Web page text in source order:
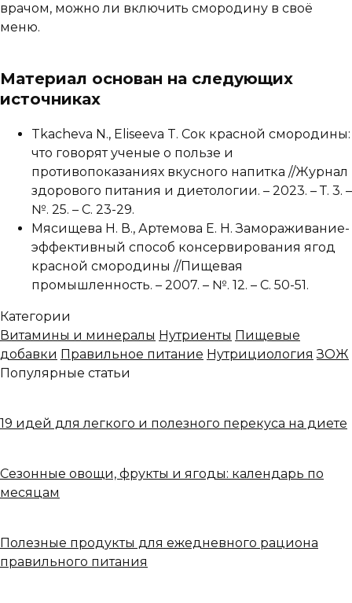
врачом, можно ли включить смородину в своё
меню.
Материал основан на следующих
источниках
Tkacheva N., Eliseeva T. Сок красной смородины:
что говорят ученые о пользе и
противопоказаниях вкусного напитка //Журнал
здорового питания и диетологии. – 2023. – Т. 3. –
№. 25. – С. 23-29.
Мясищева Н. В., Артемова Е. Н. Замораживание-
эффективный способ консервирования ягод
красной смородины //Пищевая
промышленность. – 2007. – №. 12. – С. 50-51.
Категории
Витамины и минералы Нутриенты Пищевые
добавки Правильное питание Нутрициология ЗОЖ
Популярные статьи
19 идей для легкого и полезного перекуса на диете
Сезонные овощи, фрукты и ягоды: календарь по
месяцам
Полезные продукты для ежедневного рациона
правильного питания